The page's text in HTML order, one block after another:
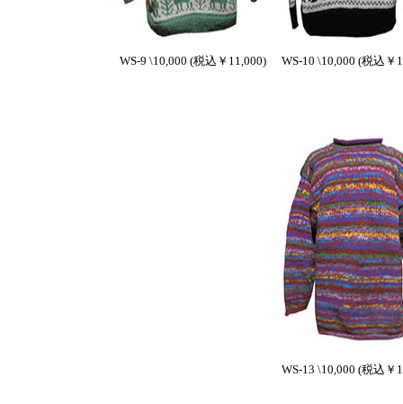
WS-9 \10,000 (税込￥11,000) WS-10 \10,000 (税込￥
WS-13 \10,000 (税込￥